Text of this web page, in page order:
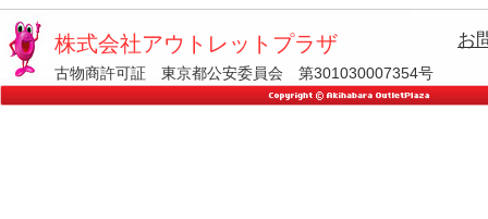
株式会社アウトレットプラザ
古物商許可証 東京都公安委員会 第301030007354号
お